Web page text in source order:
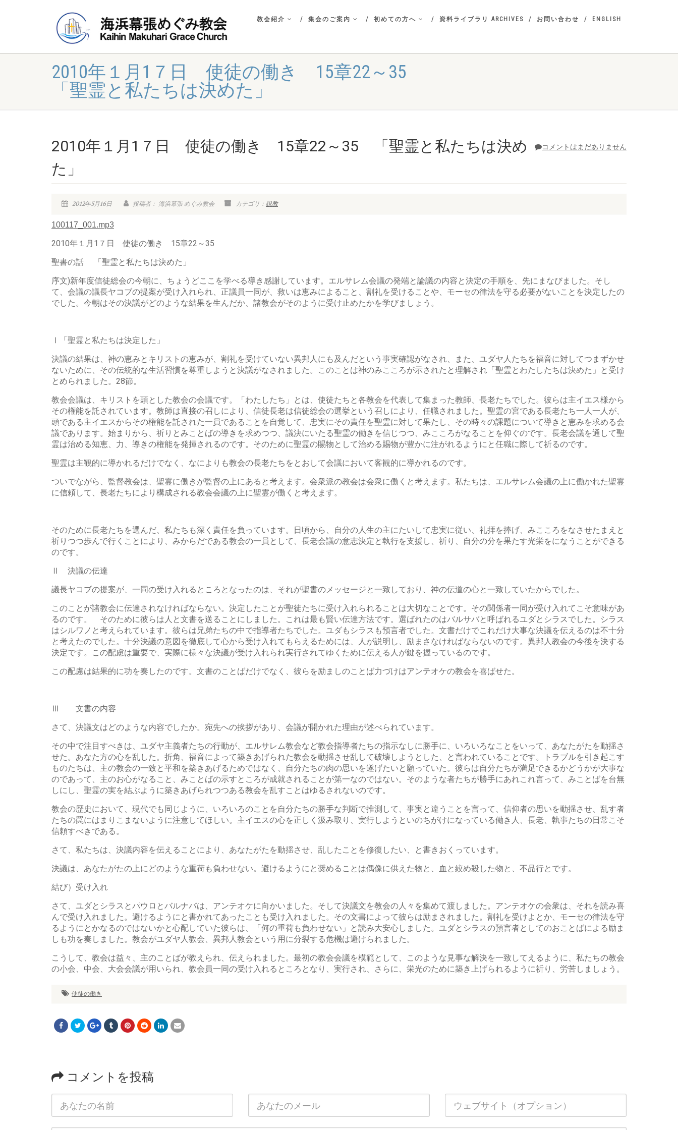
教会紹介 集会のご案内 初めての方へ 資料ライブラリ ARCHIVES お問い合わせ ENGLISH
2010年１月1７日 使徒の働き 15章22～35
「聖霊と私たちは決めた」
コメントはまだありません
2010年１月1７日 使徒の働き 15章22～35 「聖霊と私たちは決め
た」
2012年5月16日 投稿者： 海浜幕張 めぐみ教会 カテゴリ： 説教
100117_001.mp3
2010年１月1７日 使徒の働き 15章22～35
聖書の話 「聖霊と私たちは決めた」
序文)新年度信徒総会の今朝に、ちょうどここを学べる導き感謝しています。エルサレム会議の発端と論議の内容と決定の手順を、先にまなびました。そし
て、会議の議長ヤコブの提案が受け入れられ、正議員一同が、救いは恵みによること、割礼を受けることや、モーセの律法を守る必要がないことを決定したの
でした。今朝はその決議がどのような結果を生んだか、諸教会がそのように受け止めたかを学びましょう。
Ⅰ「聖霊と私たちは決定した」
決議の結果は、神の恵みとキリストの恵みが、割礼を受けていない異邦人にも及んだという事実確認がなされ、また、ユダヤ人たちを福音に対してつまずかせ
ないために、その伝統的な生活習慣を尊重しようと決議がなされました。このことは神のみこころが示されたと理解され「聖霊とわたしたちは決めた」と受け
とめられました。28節。
教会会議は、キリストを頭とした教会の会議です。「わたしたち」とは、使徒たちと各教会を代表して集まった教師、長老たちでした。彼らは主イエス様から
その権能を託されています。教師は直接の召しにより、信徒長老は信徒総会の選挙という召しにより、任職されました。聖霊の宮である長老たち一人一人が、
頭である主イエスからその権能を託された一員であることを自覚して、忠実にその責任を聖霊に対して果たし、その時々の課題について導きと恵みを求める会
議であります。始まりから、祈りとみことばの導きを求めつつ、議決にいたる聖霊の働きを信じつつ、みこころがなることを仰ぐのです。長老会議を通して聖
霊は治める知恵、力、導きの権能を発揮されるのです。そのために聖霊の賜物として治める賜物が豊かに注がれるようにと任職に際して祈るのです。
聖霊は主観的に導かれるだけでなく、なによりも教会の長老たちをとおして会議において客観的に導かれるのです。
ついでながら、監督教会は、聖霊に働きが監督の上にあると考えます。会衆派の教会は会衆に働くと考えます。私たちは、エルサレム会議の上に働かれた聖霊
に信頼して、長老たちにより構成される教会会議の上に聖霊が働くと考えます。
そのために長老たちを選んだ、私たちも深く責任を負っています。日頃から、自分の人生の主にたいして忠実に従い、礼拝を捧げ、みこころをなさせたまえと
祈りつつ歩んで行くことにより、みからだである教会の一員として、長老会議の意志決定と執行を支援し、祈り、自分の分を果たす光栄をになうことができる
のです。
Ⅱ 決議の伝達
議長ヤコブの提案が、一同の受け入れるところとなったのは、それが聖書のメッセージと一致しており、神の伝道の心と一致していたからでした。
このことが諸教会に伝達されなければならない。決定したことが聖徒たちに受け入れられることは大切なことです。その関係者一同が受け入れてこそ意味があ
るのです。 そのために彼らは人と文書を送ることにしました。これは最も賢い伝達方法です。選ばれたのはバルサバと呼ばれるユダとシラスでした。シラス
はシルワノと考えられています。彼らは兄弟たちの中で指導者たちでした。ユダもシラスも預言者でした。文書だけでこれだけ大事な決議を伝えるのは不十分
と考えたのでした。十分決議の意図を徹底して心から受け入れてもらえるためには、人が説明し、励まさなければならないのです。異邦人教会の今後を決する
決定です。この配慮は重要で、実際に様々な決議が受け入れられ実行されてゆくために伝える人が鍵を握っているのです。
この配慮は結果的に功を奏したのです。文書のことばだけでなく、彼らを励ましのことば力づけはアンテオケの教会を喜ばせた。
Ⅲ 文書の内容
さて、決議文はどのような内容でしたか。宛先への挨拶があり、会議が開かれた理由が述べられています。
その中で注目すべきは、ユダヤ主義者たちの行動が、エルサレム教会など教会指導者たちの指示なしに勝手に、いろいろなことをいって、あなたがたを動揺さ
せた。あなた方の心を乱した。折角、福音によって築きあげられた教会を動揺させ乱して破壊しようとした、と言われていることです。トラブルを引き起こす
ものたちは、主の教会の一致と平和を築きあげるためではなく、自分たちの肉の思いを遂げたいと願っていた。彼らは自分たちが満足できるかどうかが大事な
のであって、主のお心がなること、みことばの示すところが成就されることが第一なのではない。そのような者たちが勝手にあれこれ言って、みことばを台無
しにし、聖霊の実を結ぶように築きあげられつつある教会を乱すことはゆるされないのです。
教会の歴史において、現代でも同じように、いろいろのことを自分たちの勝手な判断で推測して、事実と違うことを言って、信仰者の思いを動揺させ、乱す者
たちの罠にはまりこまないように注意してほしい。主イエスの心を正しく汲み取り、実行しようといのちがけになっている働き人、長老、執事たちの日常こそ
信頼すべきである。
さて、私たちは、決議内容を伝えることにより、あなたがたを動揺させ、乱したことを修復したい、と書きおくっています。
決議は、あなたがたの上にどのような重荷も負わせない。避けるようにと奨めることは偶像に供えた物と、血と絞め殺した物と、不品行とです。
結び）受け入れ
さて、ユダとシラスとパウロとバルナバは、アンテオケに向かいました。そして決議文を教会の人々を集めて渡しました。アンテオケの会衆は、それを読み喜
んで受け入れました。避けるようにと書かれてあったことも受け入れました。その文書によって彼らは励まされました。割礼を受けよとか、モーセの律法を守
るようにとかなるのではないかと心配していた彼らは、「何の重荷も負わせない」と読み大安心しました。ユダとシラスの預言者としてのおことばによる励ま
しも功を奏しました。教会がユダヤ人教会、異邦人教会という用に分裂する危機は避けられました。
こうして、教会は益々、主のことばが教えられ、伝えられました。最初の教会会議を模範として、このような見事な解決を一致してえるように、私たちの教会
の小会、中会、大会会議が用いられ、教会員一同の受け入れるところとなり、実行され、さらに、栄光のために築き上げられるように祈り、労苦しましょう。
使徒の働き
コメントを投稿